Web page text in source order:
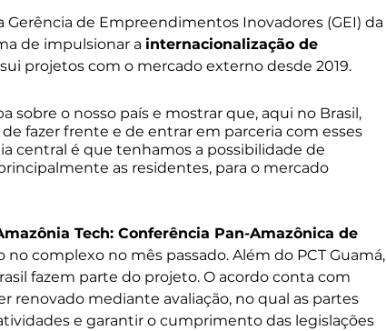
Gerência de Empreendimentos Inovadores (GEI) da
de impulsionar a internacionalização de
projetos com o mercado externo desde 2019.
sobre o nosso país e mostrar que, aqui no Brasil,
fazer frente e de entrar em parceria com esses
central é que tenhamos a possibilidade de
as residentes, para o mercado
Tech: Conferência Pan-Amazônica de
no complexo no mês passado. Além do PCT Guamá,
fazem parte do projeto. O acordo conta com
renovado mediante avaliação, no qual as partes
e garantir o cumprimento das legislações